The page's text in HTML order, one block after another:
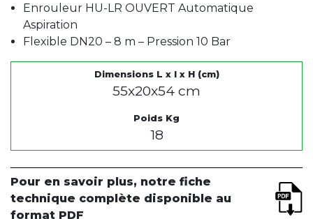
Enrouleur HU-LR OUVERT Automatique
Aspiration
Flexible DN20 – 8 m – Pression 10 Bar
Dimensions L x l x H (cm)
55x20x54 cm
Poids Kg
18
Pour en savoir plus, notre fiche
technique complète disponible au
format PDF